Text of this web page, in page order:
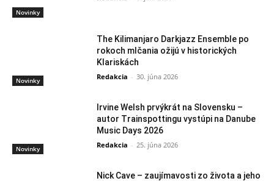
Novinky
Novinky
The Kilimanjaro Darkjazz Ensemble po
rokoch mlčania ožijú v historických
Klariskách
Redakcia - 30. júna 2026
Novinky
Irvine Welsh prvýkrát na Slovensku –
autor Trainspottingu vystúpi na Danube
Music Days 2026
Redakcia - 25. júna 2026
Nick Cave – zaujímavosti zo života a jeho